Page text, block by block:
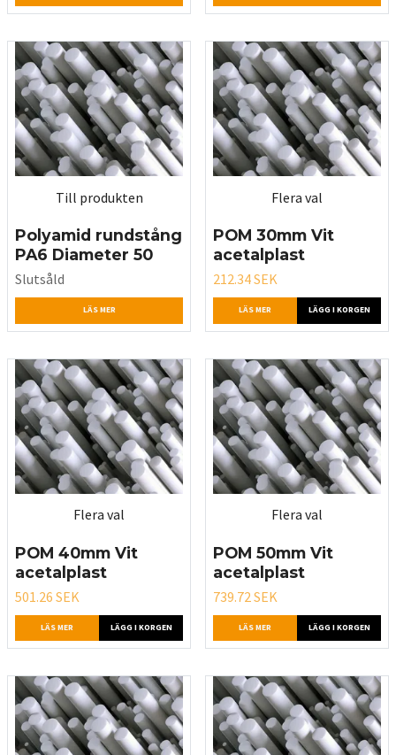
Till produkten
Polyamid rundstång
PA6 Diameter 50
Slutsåld
LÄS MER
Flera val
POM 30mm Vit
acetalplast
212.34 SEK
LÄS MER LÄGG I KORGEN
Flera val
POM 40mm Vit
acetalplast
501.26 SEK
LÄS MER LÄGG I KORGEN
Flera val
POM 50mm Vit
acetalplast
739.72 SEK
LÄS MER LÄGG I KORGEN